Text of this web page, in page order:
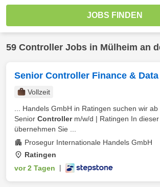
59 Controller Jobs in Mülheim an der
Senior Controller Finance & Data
Vollzeit
... Handels GmbH in Ratingen suchen wir
Senior Controllerm/w/d | Ratingen In dieser
übernehmen Sie ...
Prosegur Internationale Handels GmbH
Ratingen
vor 2 Tagen